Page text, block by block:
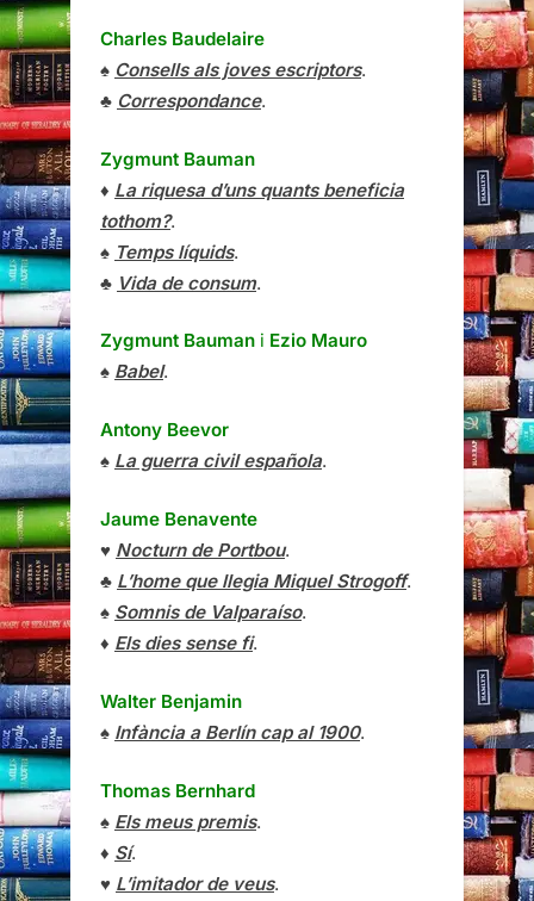
Charles Baudelaire
♠ Consells als joves escriptors.
♣ Correspondance.
Zygmunt Bauman
♦ La riquesa d’uns quants beneficia
tothom?.
♠ Temps líquids.
♣ Vida de consum.
Zygmunt Bauman i Ezio Mauro
♠ Babel.
Antony Beevor
♠ La guerra civil española.
Jaume Benavente
♥ Nocturn de Portbou.
♣ L’home que llegia Miquel Strogoff.
♠ Somnis de Valparaíso.
♦ Els dies sense fi.
Walter Benjamin
♠ Infància a Berlín cap al 1900.
Thomas Bernhard
♠ Els meus premis.
♦ Sí.
♥ L’imitador de veus.